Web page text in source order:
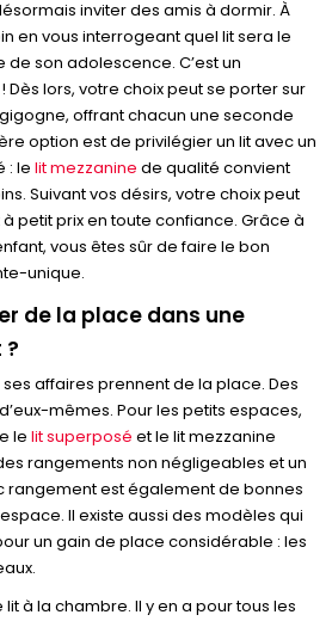
inviter des amis à dormir. À
en vous interrogeant quel lit sera le
son adolescence. C’est un
Dès lors, votre choix peut se porter sur
offrant chacun une seconde
option est de privilégier un lit avec un
: le lit mezzanine de qualité convient
Suivant vos désirs, votre choix peut
petit prix en toute confiance. Grâce à
vous êtes sûr de faire le bon
unique.
de la place dans une
ses affaires prennent de la place. Des
mêmes. Pour les petits espaces,
le lit superposé et le lit mezzanine
rangements non négligeables et un
rangement est également de bonnes
Il existe aussi des modèles qui
un gain de place considérable : les
à la chambre. Il y en a pour tous les